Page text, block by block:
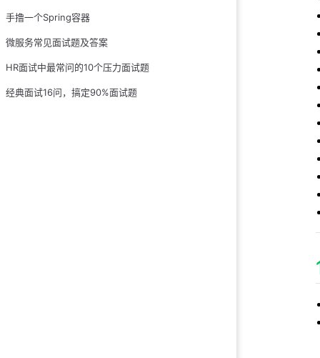
手撸一个Spring容器
微服务常见面试题及答案
HR面试中最常问的10个压力面试题
经典面试16问，搞定90%面试题
19.undolog 是做
20.relaylog 是做
21.redolog 是做
22.redolog 是怎
23.redolog 和
24.说一说 mvcc
25.一条 Sql 语
26.一条 Sql 语
27.Mysql 主从之
28.主从延迟要怎
29.删除表数据
30.为什么
31.分布式式事务
32.Mysql 中有
33.为什么不要使
34.buffer pool 是